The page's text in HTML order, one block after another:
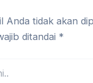
Anda tidak akan
ditandai *